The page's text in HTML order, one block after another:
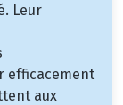
Leur
efficacement
aux